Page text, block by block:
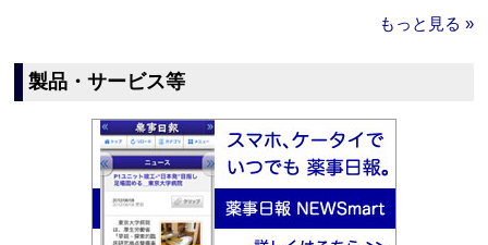
もっと見る »
製品・サービス等